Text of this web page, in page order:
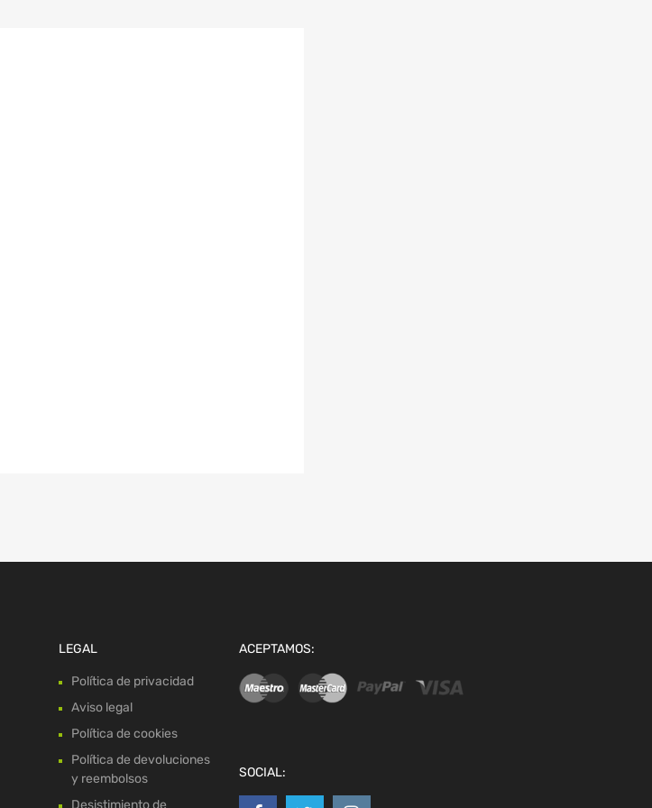
LEGAL
Política de privacidad
Aviso legal
Política de cookies
Política de devoluciones
y reembolsos
ACEPTAMOS:
SOCIAL: